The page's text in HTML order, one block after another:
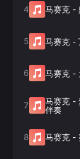
4 马赛克 -
5 马赛克 -
6 马赛克 -
7 马赛克 -
伴奏
8 马赛克 -